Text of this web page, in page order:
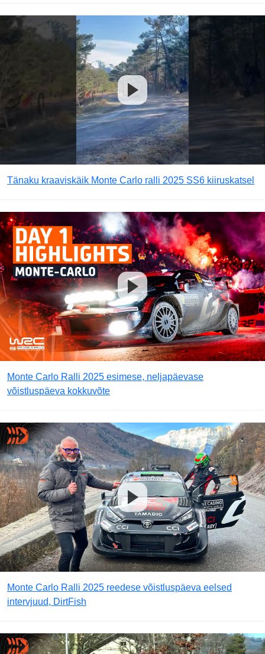
Tänaku kraaviskäik Monte Carlo ralli 2025 SS6 kiiruskatsel
Monte Carlo Ralli 2025 esimese, neljapäevase
võistluspäeva kokkuvõte
Monte Carlo Ralli 2025 reedese võistluspäeva eelsed
intervjuud, DirtFish